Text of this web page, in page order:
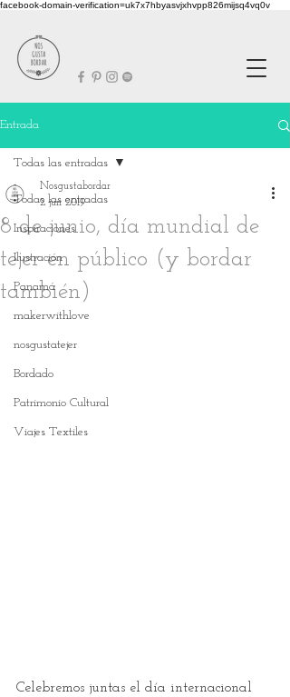
facebook-domain-verification=uk7x7hbyasvjxhvpp826mijsq4vq0v
Entrada
Todas las entradas
Inspiraciones
Ilustración
Panamá
makerwithlove
nosgustatejer
Bordado
Patrimonio Cultural
Viajes Textiles
Todas las entradas
8 de junio, día mundial de
tejer en público (y bordar
también)
Nosgustabordar
2 jun 2019
Celebremos juntas el día internacional